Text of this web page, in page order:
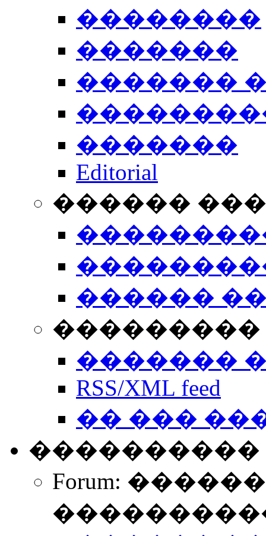
��������
�������
�������
�������
Editorial
������
������
���������
�������
RSS/XML feed
�� ���
����������
Forum: